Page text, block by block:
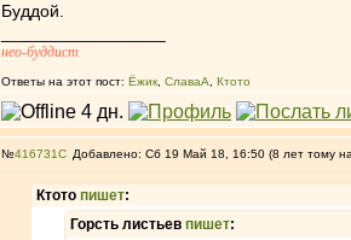
Буддой.
нео-буддист
Ответы на этот пост: Ёжик СлаваА Ктото
№416731 Добавлено: Сб 19 Май 18, 16:50 (8 лет тому
Ктото пишет:
Горсть листьев пишет: